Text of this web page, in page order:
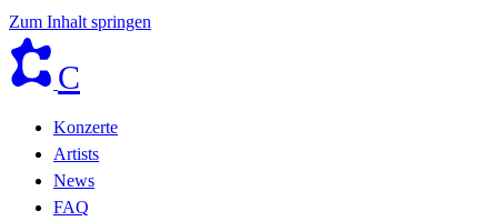
Zum Inhalt springen
C
Konzerte
Artists
News
FAQ